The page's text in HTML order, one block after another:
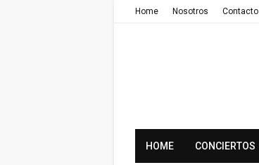
Home Nosotros Contacto
HOME CONCIERTOS